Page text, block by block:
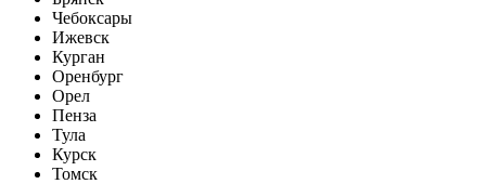
Чебоксары
Ижевск
Курган
Оренбург
Орел
Пенза
Тула
Курск
Томск